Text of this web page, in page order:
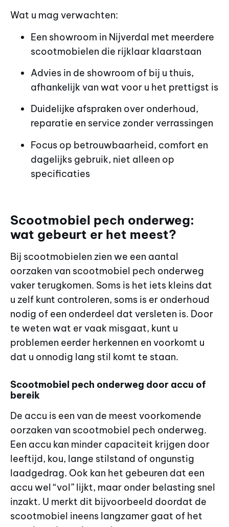
Wat u mag verwachten:
Een showroom in Nijverdal met meerdere
scootmobielen die rijklaar klaarstaan
Advies in de showroom of bij u thuis,
afhankelijk van wat voor u het prettigst is
Duidelijke afspraken over onderhoud,
reparatie en service zonder verrassingen
Focus op betrouwbaarheid, comfort en
dagelijks gebruik, niet alleen op
specificaties
Scootmobiel pech onderweg:
wat gebeurt er het meest?
Bij scootmobielen zien we een aantal
oorzaken van scootmobiel pech onderweg
vaker terugkomen. Soms is het iets kleins dat
u zelf kunt controleren, soms is er onderhoud
nodig of een onderdeel dat versleten is. Door
te weten wat er vaak misgaat, kunt u
problemen eerder herkennen en voorkomt u
dat u onnodig lang stil komt te staan.
Scootmobiel pech onderweg door accu of
bereik
De accu is een van de meest voorkomende
oorzaken van scootmobiel pech onderweg.
Een accu kan minder capaciteit krijgen door
leeftijd, kou, lange stilstand of ongunstig
laadgedrag. Ook kan het gebeuren dat een
accu wel “vol” lijkt, maar onder belasting snel
inzakt. U merkt dit bijvoorbeeld doordat de
scootmobiel ineens langzamer gaat of het